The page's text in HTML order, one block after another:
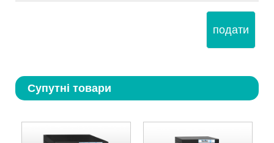
подати
Супутні товари